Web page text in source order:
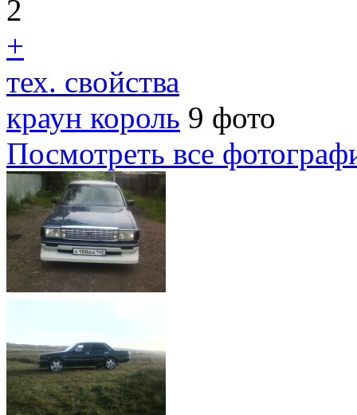
2
+
тех. свойства
краун король 9 фото
Посмотреть все